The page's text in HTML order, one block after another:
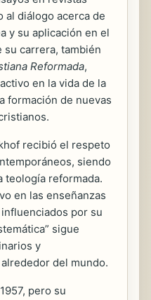
diálogo acerca de
y su aplicación en el
su carrera, también
Reformada,
en la vida de la
formación de nuevas
recibió el respeto
siendo
teología reformada.
en las enseñanzas
por su
sigue
y
del mundo.
pero su